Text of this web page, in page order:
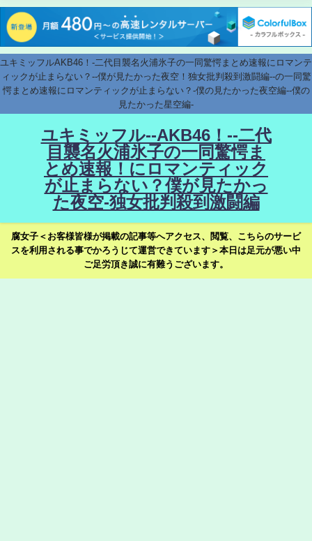
ユキミッフルAKB46！-二代目襲名火浦氷子の一同驚愕まとめ速報にロマンテ
ィックが止まらない？--僕が見たかった夜空！独女批判殺到激闘編--の一同驚
愕まとめ速報にロマンティックが止まらない？-僕の見たかった夜空編--僕の
見たかった星空編-
ユキミッフル--AKB46！--二代
目襲名火浦氷子の一同驚愕ま
とめ速報！にロマンティック
が止まらない？僕が見たかっ
た夜空-独女批判殺到激闘編
腐女子＜お客様皆様が掲載の記事等へアクセス、閲覧、こちらのサービ
スを利用される事でかろうじて運営できています＞本日は足元が悪い中
ご足労頂き誠に有難うございます。